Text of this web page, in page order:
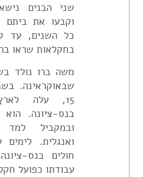
שני הבנים
וקבעו את
כל השנים, עד
בחקלאות שראו
15, עלה
בנס-ציונה.
ובמקביל למד
ואנגלית.
חולים בנס-
עבודתו כפועל